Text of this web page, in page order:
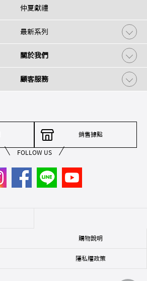
仲夏獻禮
最新系列
關於我們
顧客服務
銷售據點
FOLLOW US
購物說明
隱私權政策